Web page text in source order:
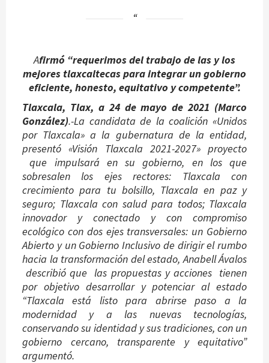
Afirmó “requerimos del trabajo de las y los
mejores tlaxcaltecas para integrar un gobierno
eficiente, honesto, equitativo y competente”.
Tlaxcala, Tlax, a 24 de mayo de 2021 (Marco
González).-La candidata de la coalición «Unidos
por Tlaxcala» a la gubernatura de la entidad,
presentó «Visión Tlaxcala 2021-2027» proyecto
que impulsará en su gobierno, en los que
sobresalen los ejes rectores: Tlaxcala con
crecimiento para tu bolsillo, Tlaxcala en paz y
seguro; Tlaxcala con salud para todos; Tlaxcala
innovador y conectado y con compromiso
ecológico con dos ejes transversales: un Gobierno
Abierto y un Gobierno Inclusivo de dirigir el rumbo
hacia la transformación del estado, Anabell Ávalos
describió que las propuestas y acciones tienen
por objetivo desarrollar y potenciar al estado
“Tlaxcala está listo para abrirse paso a la
modernidad y a las nuevas tecnologías,
conservando su identidad y sus tradiciones, con un
gobierno cercano, transparente y equitativo”
argumentó.